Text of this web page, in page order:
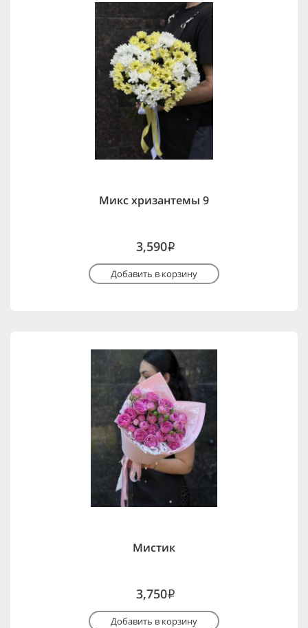
Микс хризантемы 9
3,590i
Добавить в корзину
Мистик
3,750i
Добавить в корзину